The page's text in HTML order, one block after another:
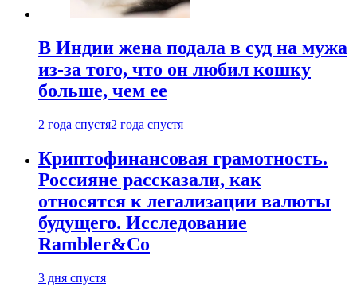
В Индии жена подала в суд на мужа
из-за того, что он любил кошку
больше, чем ее
2 года спустя2 года спустя
Криптофинансовая грамотность.
Россияне рассказали, как
относятся к легализации валюты
будущего. Исследование
Rambler&Co
3 дня спустя